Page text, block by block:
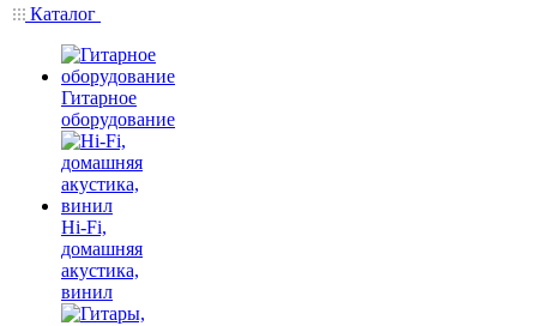
Каталог
Гитарное
оборудование
Hi-Fi,
домашняя
акустика,
винил